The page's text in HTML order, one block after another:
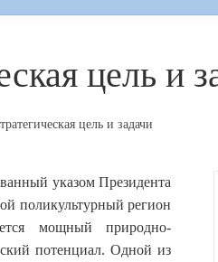
цель и
цель и задачи
указом Президента
поликультурный регион
мощный природно-
потенциал. Одной из